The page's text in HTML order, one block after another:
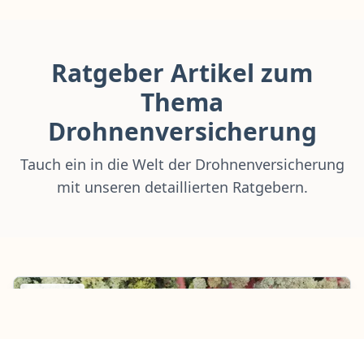
Ratgeber Artikel zum
Thema
Drohnenversicherung
Tauch ein in die Welt der Drohnenversicherung
mit unseren detaillierten Ratgebern.